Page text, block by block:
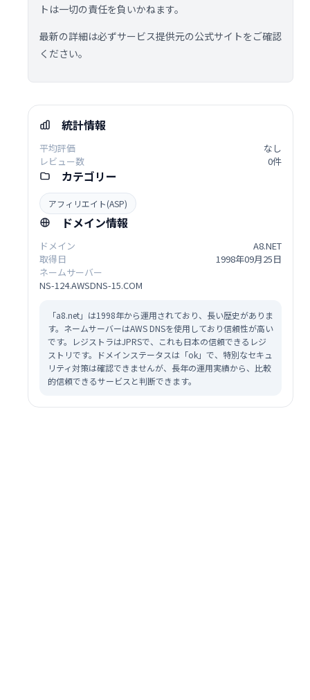
トは一切の責任を負いかねます。
最新の詳細は必ずサービス提供元の公式サイトをご確認
ください。
統計情報
平均評価
なし
レビュー数
0件
カテゴリー
アフィリエイト(ASP)
ドメイン情報
ドメイン
A8.NET
取得日
1998年09月25日
ネームサーバー
NS-124.AWSDNS-15.COM
「a8.net」は1998年から運用されており、長い歴史がありま
す。ネームサーバーはAWS DNSを使用しており信頼性が高い
です。レジストラはJPRSで、これも日本の信頼できるレジ
ストリです。ドメインステータスは「ok」で、特別なセキュ
リティ対策は確認できませんが、長年の運用実績から、比較
的信頼できるサービスと判断できます。